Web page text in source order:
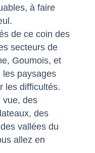
à faire
de ce coin des
secteurs de
Goumois, et
les paysages
les difficultés.
vue, des
des
vallées du
allez en